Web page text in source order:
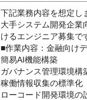
下記業務内容を想定し
大手システム開発企業
けるエンジニア募集で
■作業内容：金融向け
簡易AI機能構築
ガバナンス管理環境構
稼働情報収集の標準化
ローコード開発環境の